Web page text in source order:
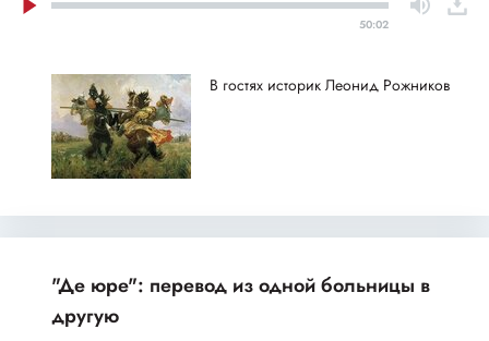
50:02
В гостях историк Леонид Рожников
"Де юре": перевод из одной больницы в
другую